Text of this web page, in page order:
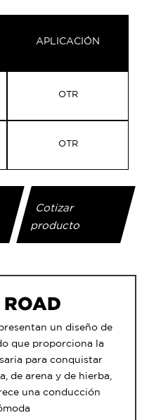
APLICACIÓN
OTR
OTR
Cotizar
producto
ROAD
un diseño de
que proporciona la
para conquistar
de arena y de hierba,
una conducción